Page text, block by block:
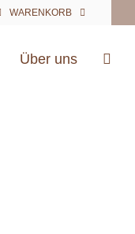
WARENKORB
Über uns